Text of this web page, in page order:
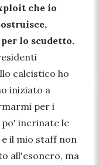
che io
lo scudetto.
calcistico ho
iniziato a
per i
po' incrinate le
e il mio staff non
all'esonero, ma